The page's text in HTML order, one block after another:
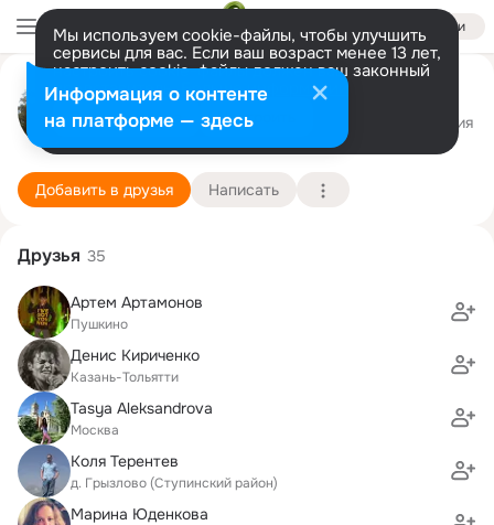
Войти
Мы используем cookie-файлы, чтобы улучшить
сервисы для вас. Если ваш возраст менее 13 лет,
настроить cookie-файлы должен ваш законный
представитель. Больше информации
Разрешить все Настроить
Алексей Лосев
Королев 19 апреля (43 года)
18 гимназия
Подробнее
Добавить в друзья Написать
Друзья 35
Артем Артамонов
Пушкино
Денис Кириченко
Казань-Тольятти
Tasya Aleksandrova
Москва
Коля Терентев
д. Грызлово (Ступинский район)
Марина Юденкова
Информация о контенте
на платформе — здесь